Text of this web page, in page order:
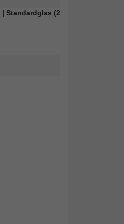
| Standardglas (2